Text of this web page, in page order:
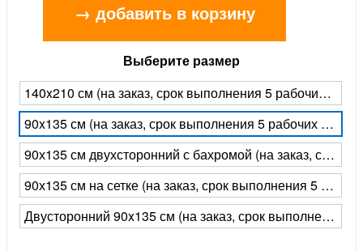
→ добавить в корзину
Выберите размер
140x210 см (на заказ, срок выполнения 5 рабочих дней)
90x135 см (на заказ, срок выполнения 5 рабочих дней)
90х135 см двухсторонний с бахромой (на заказ, срок выполнения 5 рабочих дней)
90х135 см на сетке (на заказ, срок выполнения 5 рабочих дней)
Двусторонний 90x135 см (на заказ, срок выполнения 5 рабочих дней)